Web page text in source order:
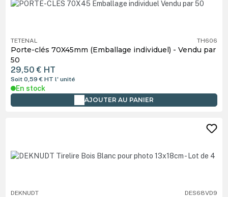
TETENAL TH606
Porte-clés 70X45mm (Emballage individuel) - Vendu par
50
29,50 € HT
Soit 0,59 €HTl' unité
En stock
AJOUTER AU PANIER
DEKNUDT DES68VD9